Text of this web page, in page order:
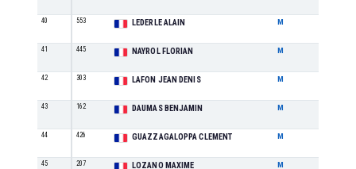
40 553 LEDERLE ALAIN M
41 445 NAYROL FLORIAN M
42 303 LAFON JEAN DENIS M
43 162 DAUMAS BENJAMIN M
44 426 GUAZZAGALOPPA CLEMENT M
45 207 LOZANO MAXIME M